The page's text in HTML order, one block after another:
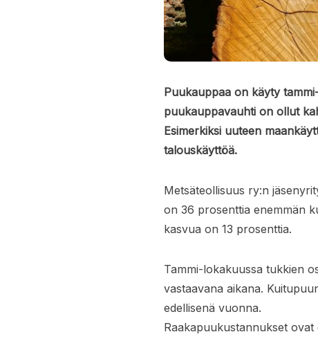
Puukauppaa on käyty
puukauppavauhti on ollut
Esimerkiksi uuteen
talouskäyttöä.
Metsäteollisuus ry:n
on 36 prosenttia enemmän
kasvua on 13 prosenttia.
Tammi-lokakuussa tukkien
vastaavana aikana.
edellisenä vuonna.
Raakapuukustannukset